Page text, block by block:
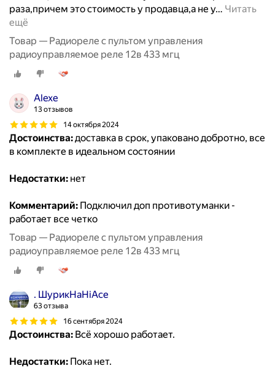
раза,причем это стоимость у продавца,а не у… Читать
ещё
Товар — Радиореле с пультом управления
радиоуправляемое реле 12в 433 мгц
Alexe
13 отзывов
14 октября 2024
Достоинства:доставка в срок, упаковано добротно, все
в комплекте в идеальном состоянии
Недостатки: нет
Комментарий: Подключил доп противотуманки -
работает все четко
Товар — Радиореле с пультом управления
радиоуправляемое реле 12в 433 мгц
. ШурикНаHiAce
63 отзыва
16 сентября 2024
Достоинства: Всё хорошо работает.
Недостатки: Пока нет.